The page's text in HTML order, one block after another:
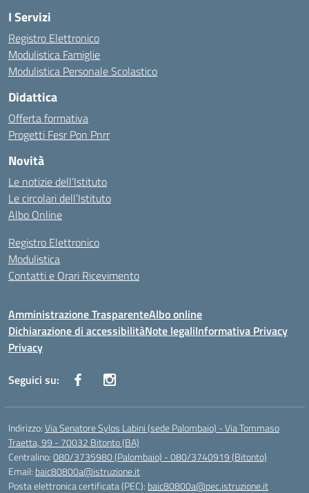
I Servizi
Registro Elettronico
Modulistica Famiglie
Modulistica Personale Scolastico
Didattica
Offerta formativa
Progetti Fesr Pon Pnrr
Novità
Le notizie dell’Istituto
Le circolari dell’Istituto
Albo Online
Registro Elettronico
Modulistica
Contatti e Orari Ricevimento
Amministrazione TrasparenteAlbo online
Dichiarazione di accessibilitàNote legaliInformativa Privacy
Privacy
Seguici su:
Indirizzo:Via Senatore Sylos Labini (sede Palombaio) - Via Tommaso
Traetta, 99 - 70032 Bitonto (BA)
Centralino:080/3735980 (Palombaio) - 080/3740919 (Bitonto)
Email: baic80800a@istruzione.it
Posta elettronica certificata (PEC): baic80800a@pec.istruzione.it